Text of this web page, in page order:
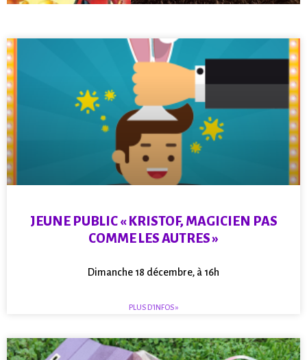
SPECTACLE
JEUNE PUBLIC
Par la Compagnie Chienne de
Vie
Plus d'infos
JEUNE PUBLIC « KRISTOF, MAGICIEN PAS
COMME LES AUTRES »
Dimanche 18 décembre, à 16h
PLUS D'INFOS »